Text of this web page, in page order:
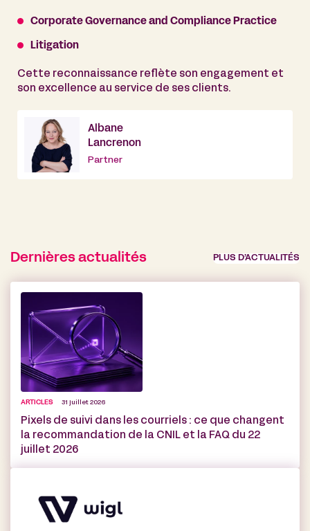
Corporate Governance and Compliance Practice
Litigation
Cette reconnaissance reflète son engagement et
son excellence au service de ses clients.
Albane
Lancrenon
Partner
Dernières actualités PLUS D’ACTUALITÉS
ARTICLES 31 juillet 2026
Pixels de suivi dans les courriels : ce que changent
la recommandation de la CNIL et la FAQ du 22
juillet 2026